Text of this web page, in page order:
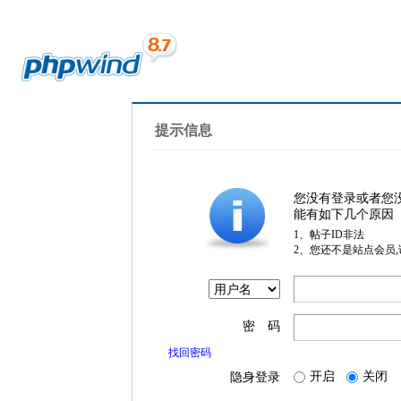
提示信息
您没有登录或者您
能有如下几个原因
1、帖子ID非法
2、您还不是站点会员
密 码
找回密码
隐身登录 开启 关闭